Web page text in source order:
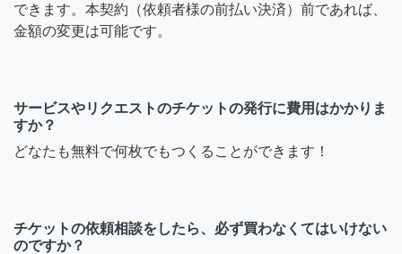
できます。本契約（依頼者様の前払い決済）前であれば、
金額の変更は可能です。
サービスやリクエストのチケットの発行に費用はかかりま
すか？
どなたも無料で何枚でもつくることができます！
チケットの依頼相談をしたら、必ず買わなくてはいけない
のですか？